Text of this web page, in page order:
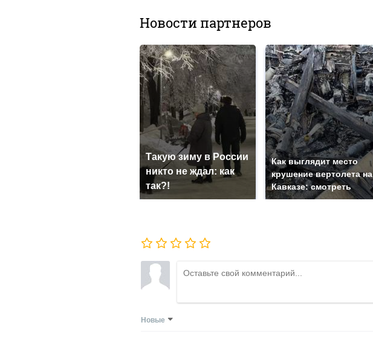
Новости партнеров
Такую зиму в России
никто не ждал: как
так?!
Как выглядит место
крушение вертолета на
Кавказе: смотреть
Новые